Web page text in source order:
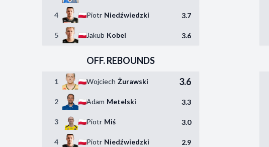
4 Piotr Niedźwiedzki 3.7
5 Jakub Kobel 3.6
OFF. REBOUNDS
1 Wojciech Żurawski 3.6
2 Adam Metelski 3.3
3 Piotr Miś 3.0
4 Piotr Niedźwiedzki 2.9